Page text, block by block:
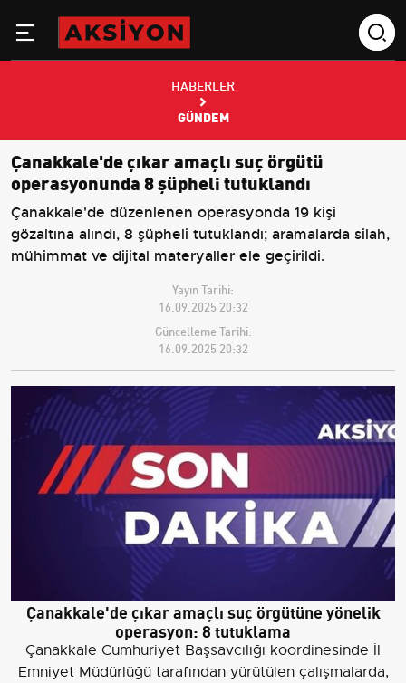
HABERLER
GÜNDEM
Çanakkale'de çıkar amaçlı suç örgütü
operasyonunda 8 şüpheli tutuklandı
Çanakkale'de düzenlenen operasyonda 19 kişi
gözaltına alındı, 8 şüpheli tutuklandı; aramalarda silah,
mühimmat ve dijital materyaller ele geçirildi.
Yayın Tarihi:
16.09.2025 20:32
Güncelleme Tarihi:
16.09.2025 20:32
Çanakkale'de çıkar amaçlı suç örgütüne yönelik
operasyon: 8 tutuklama
Çanakkale Cumhuriyet Başsavcılığı koordinesinde İl
Emniyet Müdürlüğü tarafından yürütülen çalışmalarda,